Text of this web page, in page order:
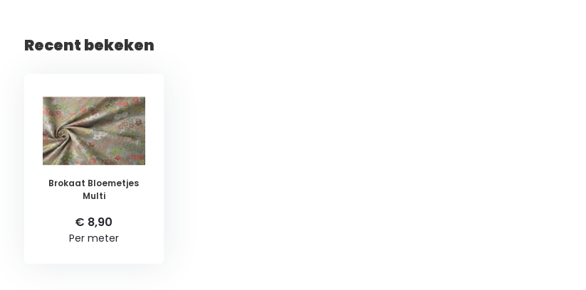
Recent bekeken
Brokaat Bloemetjes
Multi
€ 8,90
Per meter